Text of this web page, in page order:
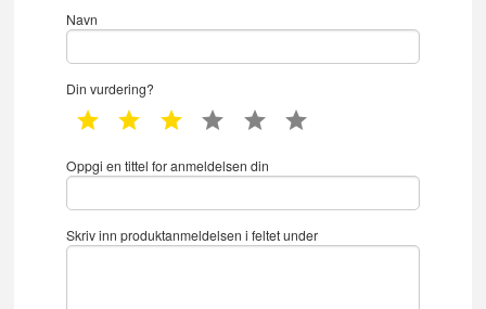
Navn
Din vurdering?
1 star 2 star 3 star 4 star 5 star
Oppgi en tittel for anmeldelsen din
Skriv inn produktanmeldelsen i feltet under